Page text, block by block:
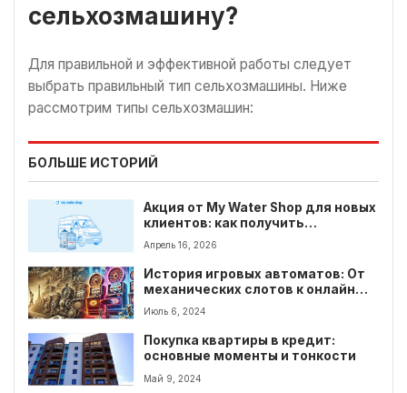
сельхозмашину?
Для правильной и эффективной работы следует
выбрать правильный тип сельхозмашины. Ниже
рассмотрим типы сельхозмашин:
БОЛЬШЕ ИСТОРИЙ
Акция от My Water Shop для новых
клиентов: как получить
максимум выгоды при первом
заказе воды
Апрель 16, 2026
История игровых автоматов: От
механических слотов к онлайн
казино
Июль 6, 2024
Покупка квартиры в кредит:
основные моменты и тонкости
Май 9, 2024